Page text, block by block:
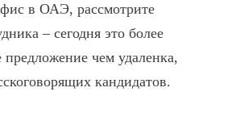
в ОАЭ, рассмотрите
– сегодня это более
предложение чем удаленка,
кандидатов.